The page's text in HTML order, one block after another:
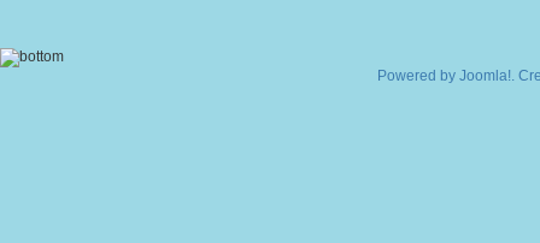
Powered by Joomla!.